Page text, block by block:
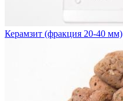
Керамзит (фракция 20-40 мм)